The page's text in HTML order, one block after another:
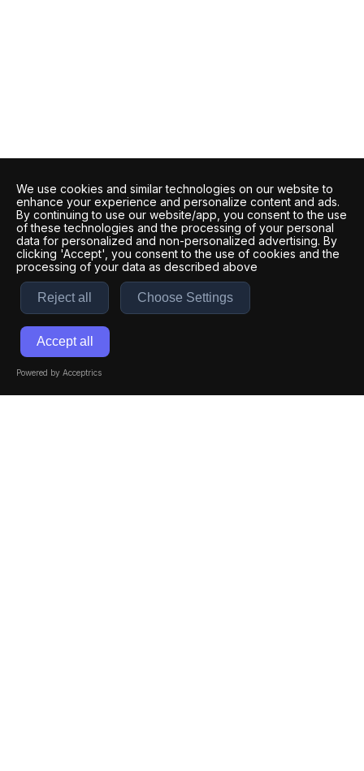
We use cookies and similar technologies on our website to
enhance your experience and personalize content and ads.
By continuing to use our website/app, you consent to the use
of these technologies and the processing of your personal
data for personalized and non-personalized advertising. By
clicking 'Accept', you consent to the use of cookies and the
processing of your data as described above
Reject all Choose Settings
Accept all
Powered by Acceptrics